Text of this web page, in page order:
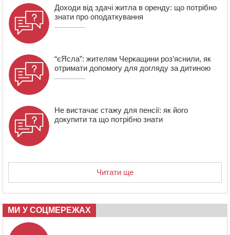
21:13 Вісім медалей, з яких чотири золоті: черкаські
спортсмени тріумфували на чемпіонаті України
Доходи від здачі житла в оренду: що потрібно
знати про оподаткування
“єЯсла”: жителям Черкащини роз’яснили, як
отримати допомогу для догляду за дитиною
Не вистачає стажу для пенсії: як його
докупити та що потрібно знати
Читати ще
МИ У СОЦМЕРЕЖАХ